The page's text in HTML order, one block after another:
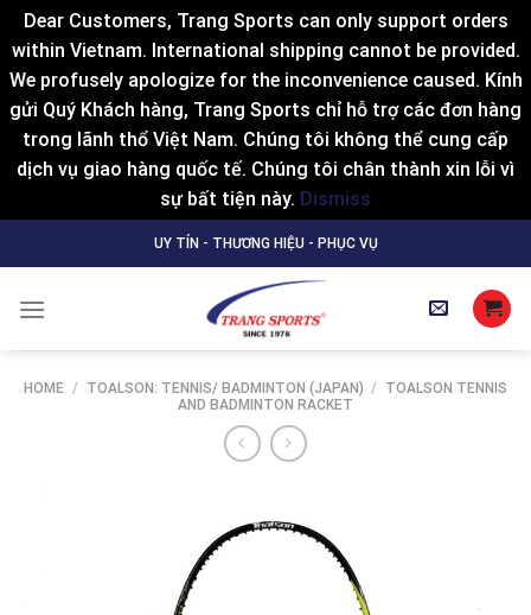
Dear Customers, Trang Sports can only support orders
within Vietnam. International shipping cannot be provided.
We profusely apologize for the inconvenience caused. Kính
gửi Quý Khách hàng, Trang Sports chỉ hỗ trợ các đơn hàng
trong lãnh thổ Việt Nam. Chúng tôi không thể cung cấp
dịch vụ giao hàng quốc tế. Chúng tôi chân thành xin lỗi vì
sự bất tiện này. Dismiss
to
UY TÍN - THƯƠNG HIỆU - PHỤC VỤ
HOME / TOALSON: TENNIS/ BADMINTON (JAPAN) /
TOALSON TENNIS
AND BADMINTON RACKET